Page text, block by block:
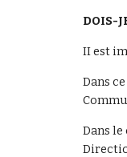
DOIS-
II est
Dans
Dans